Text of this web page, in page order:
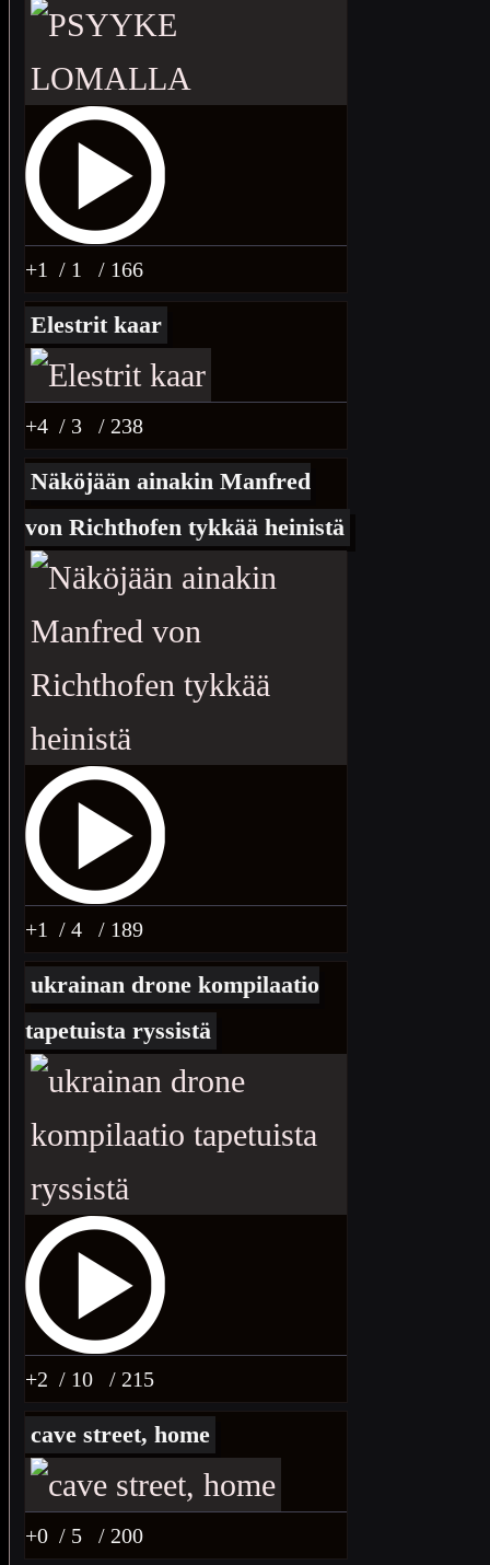
+1 / 1 / 166
Elestrit kaar
+4 / 3 / 238
Näköjään ainakin Manfred
von Richthofen tykkää heinistä
+1 / 4 / 189
ukrainan drone kompilaatio
tapetuista ryssistä
+2 / 10 / 215
cave street, home
+0 / 5 / 200